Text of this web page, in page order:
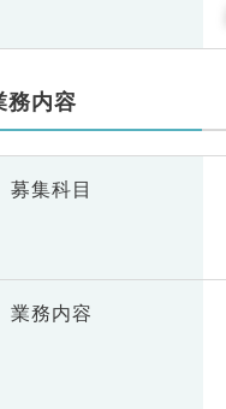
務内容
募集科目
業務内容